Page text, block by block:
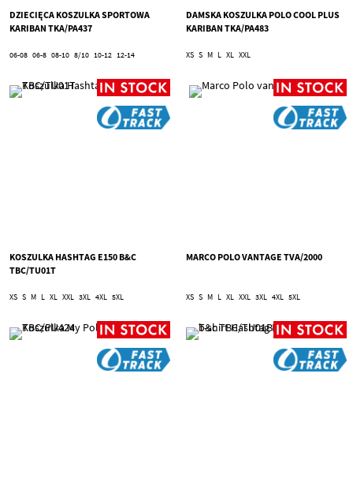
DZIECIĘCA KOSZULKA SPORTOWA
KARIBAN TKA/PA437
06-08 06-8 08-10 8/10 10-12 12-14
DAMSKA KOSZULKA POLO COOL PLUS
KARIBAN TKA/PA483
XS S M L XL XXL
KOSZULKA HASHTAG E150 B&C
TBC/TU01T
XS S M L XL XXL 3XL 4XL 5XL
MARCO POLO VANTAGE TVA/2000
XS S M L XL XXL 3XL 4XL 5XL